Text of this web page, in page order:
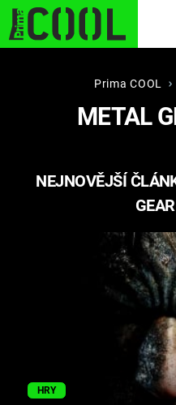
STARHOUSE
PLNEJ KOTEL
Cool Esport
Prima COOL
METAL
NEJNOVĚJŠÍ
HRY